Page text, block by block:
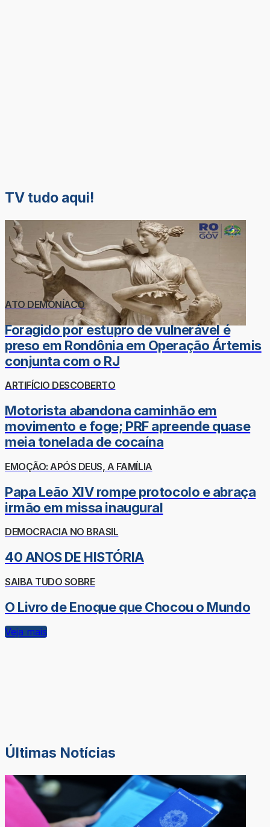
TV tudo aqui!
ATO DEMONÍACO
Foragido por estupro de vulnerável é
preso em Rondônia em Operação Ártemis
conjunta com o RJ
ARTIFÍCIO DESCOBERTO
Motorista abandona caminhão em
movimento e foge; PRF apreende quase
meia tonelada de cocaína
EMOÇÃO: APÓS DEUS, A FAMÍLIA
Papa Leão XIV rompe protocolo e abraça
irmão em missa inaugural
DEMOCRACIA NO BRASIL
40 ANOS DE HISTÓRIA
SAIBA TUDO SOBRE
O Livro de Enoque que Chocou o Mundo
Veja mais
Últimas Notícias